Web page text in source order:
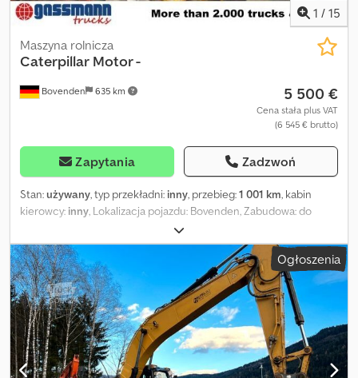
1 / 15
Bovenden 635 km
Maszyna rolnicza
Caterpillar Motor -
5 500 €
Cena stała plus VAT
(6 545 € brutto)
Zapytania Zadzwoń
Stan:używany, typ przekładni: inny, przebieg:1 001 km, kabin
kierowcy: inny, Lokalizacja pojazdu: Bovenden, Zabudowa: do
równiarki, silnik 6-cylindrowy nr 53A6019. DANE DOTYCZĄCE
WYPOSAŻENIA DODATKOWEGO BEZ GWARANCJI, zastrzega się
zmiany, sprzedaż pośrednią i pomyłki! Dodpfx Abei Rphgsxock
Ogłoszenia